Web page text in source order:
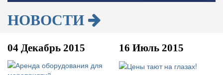
НОВОСТИ
04 Декабрь 2015 16 Июль 2015